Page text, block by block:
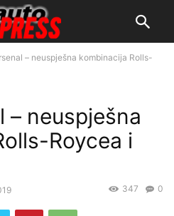
– neuspješna kombinacija Rolls-
– neuspješna
Roycea i
0
347